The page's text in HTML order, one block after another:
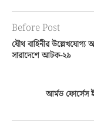
Before Post
যৌথ বাহিনীর উল্লেখযোগ্য
সারাদেশে আটক-২৯
আর্মড